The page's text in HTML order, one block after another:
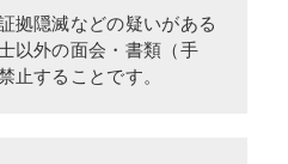
拠隠滅などの疑いがある
以外の面会・書類（手
止することです。